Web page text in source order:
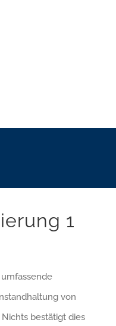
1
von
bestätigt dies